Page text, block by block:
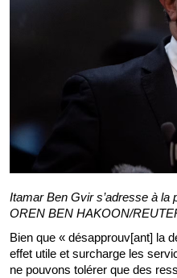
Itamar Ben Gvir s’adresse à
OREN BEN HAKOON/
Bien que « désapprouv[ant] la
effet utile et surcharge les
ne pouvons tolérer que des